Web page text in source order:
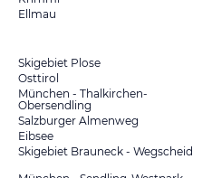
Ellmau
Skigebiet Plose
Osttirol
München - Thalkirchen-
Obersendling
Salzburger Almenweg
Eibsee
Skigebiet Brauneck - Wegscheid